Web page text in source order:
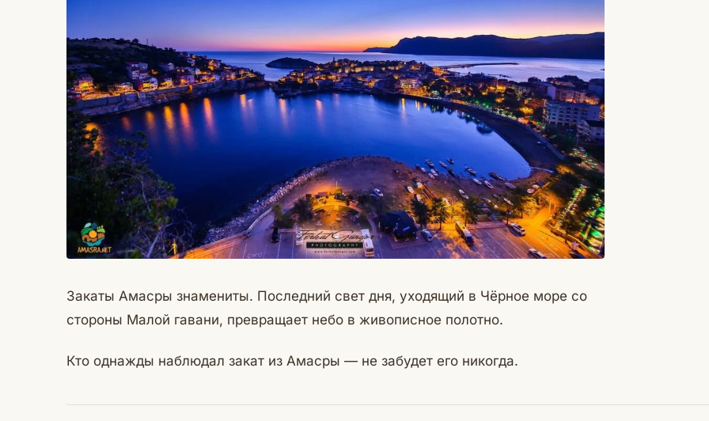
Закаты Амасры знамениты. Последний свет дня, уходящий в Чёрное море со
стороны Малой гавани, превращает небо в живописное полотно.
Кто однажды наблюдал закат из Амасры — не забудет его никогда.